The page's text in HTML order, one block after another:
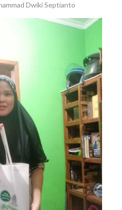
Dwiki Septianto